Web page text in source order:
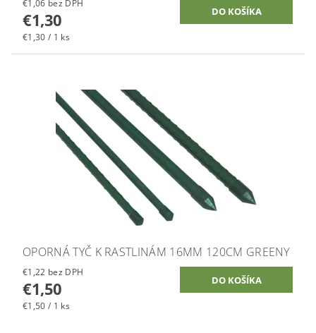
€1,06 bez DPH
€1,30
€1,30 / 1 ks
OPORNÁ TYČ K RASTLINÁM 16MM 120CM GREENY
€1,22 bez DPH
€1,50
€1,50 / 1 ks